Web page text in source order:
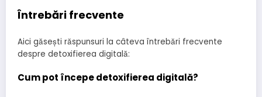
Întrebări frecvente
Aici găsești răspunsuri la câteva întrebări frecvente
despre detoxifierea digitală:
Cum pot începe detoxifierea digitală?